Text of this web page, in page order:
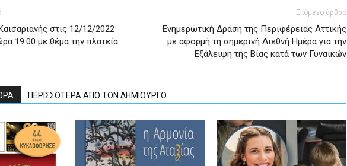
στις 12/12/2022
19:00 με θέμα την πλατεία
Επόμενο άρθρο
Ενημερωτική Δράση της Περιφέρειας Αττικής
με αφορμή τη σημερινή Διεθνή Ημέρα για την
Εξάλειψη της Βίας κατά των Γυναικών
ΠΕΡΙΣΣΟΤΕΡΑ ΑΠΟ ΤΟΝ ΔΗΜΙΟΥΡΓΟ